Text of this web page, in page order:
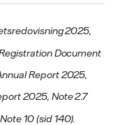
2025,
Document
Report 2025,
2025, Note 2.7
10 (sid 140).